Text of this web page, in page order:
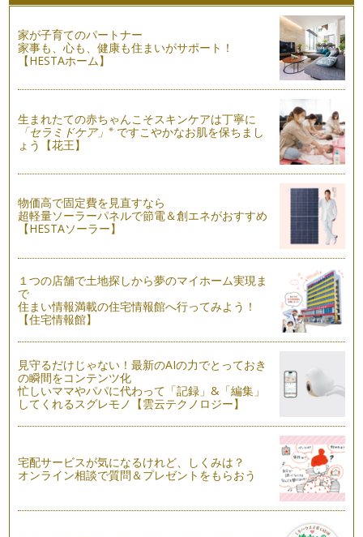
歯垢は歯の表面に蓄積付着したものです。この歯垢は歯と同じ
ような白色で、量がそれほどでないと…
乳歯から永久歯への生え変わり
乳歯のもととなる歯胚は妊娠７〜１０週目につくられます。そ
して、永久歯の中で最も早く生えてく…
初めての歯磨き
まずはお子さまを仰向けに寝かせ、頭を膝の上に乗せ、お口の
中を見てみましょう。いきなり歯磨き…
歯にいいおやつ、悪いおやつ
むし歯予防で大切なポイントは「食事」。お口の中の細菌を歯
歯磨きはしつけ
食後の歯磨きは、歯の病気の原因となるプラークを取り除き、
お口の健康を守る大切な習慣です。お…
染経路の遮断 …
家が子育てのパートナー
家事も、心も、健康も住まいがサポート！
【HESTAホーム】
生まれたての赤ちゃんこそスキンケアは丁寧に
「セラミドケア」※ ですこやかなお肌を保ちまし
ょう【花王】
物価高で固定費を見直すなら
超軽量ソーラーパネルで節電＆創エネがおすすめ
【HESTAソーラー】
１つの店舗で土地探しから夢のマイホーム実現ま
で
住まい情報満載の住宅情報館へ行ってみよう！
【住宅情報館】
見守るだけじゃない！最新のAIの力でとっておき
の瞬間をコンテンツ化
忙しいママやパパに代わって「記録」&「編集」
してくれるスグレモノ【雲云テクノロジー】
宅配サービスが気になるけれど、しくみは？
オンライン相談で質問＆プレゼントをもらおう